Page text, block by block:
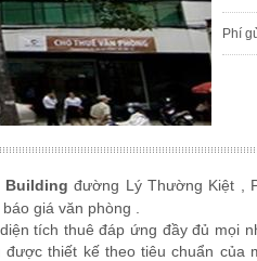
Phí
Buildingđường Lý Thường Kiệt ,
giá văn phòng .
tích thuê đáp ứng đầy đủ mọi
được thiết kế theo tiêu chuẩn của